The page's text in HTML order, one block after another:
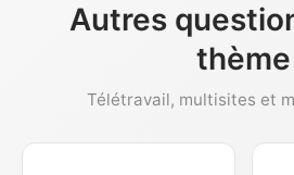
Autres
thème
Télétravail, multisites et